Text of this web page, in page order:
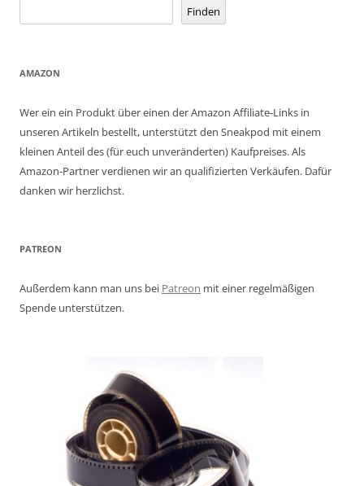
Finden
AMAZON
Wer ein ein Produkt über einen der Amazon Affiliate-Links in
unseren Artikeln bestellt, unterstützt den Sneakpod mit einem
kleinen Anteil des (für euch unveränderten) Kaufpreises. Als
Amazon-Partner verdienen wir an qualifizierten Verkäufen. Dafür
danken wir herzlichst.
PATREON
Außerdem kann man uns bei Patreon mit einer regelmäßigen
Spende unterstützen.